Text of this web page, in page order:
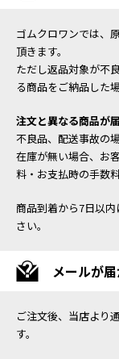
ゴムクロワンでは、
頂きます。
ただし返品対象が不
る商品をご納品した
注文と異なる商品が
不良品、配送事故の
在庫が無い場合、お
料・お支払時の手数
商品到着から7日以
さい。
メールが
ご注文後、当店より
す。